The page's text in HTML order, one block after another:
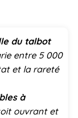
du talbot
entre 5 000
et la rareté
à
ouvrant et